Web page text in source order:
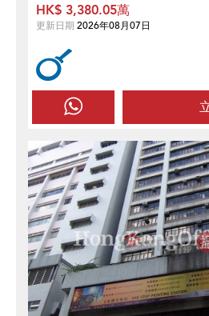
HK$ 3,380.05萬
更新日期 2026年08月07日